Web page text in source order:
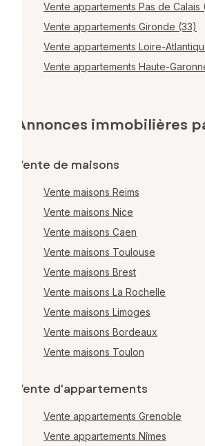
Vente appartements Pas de Calais
Vente appartements Gironde (33)
Vente appartements Loire-
Vente appartements Haute-
Annonces immobilières
Vente de maisons
Vente maisons Reims
Vente maisons Nice
Vente maisons Caen
Vente maisons Toulouse
Vente maisons Brest
Vente maisons La Rochelle
Vente maisons Limoges
Vente maisons Bordeaux
Vente maisons Toulon
Vente d'appartements
Vente appartements Grenoble
Vente appartements Nîmes